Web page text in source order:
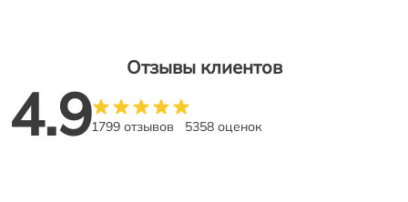
Отзывы клиентов
4.91799 отзывов 5358 оценок